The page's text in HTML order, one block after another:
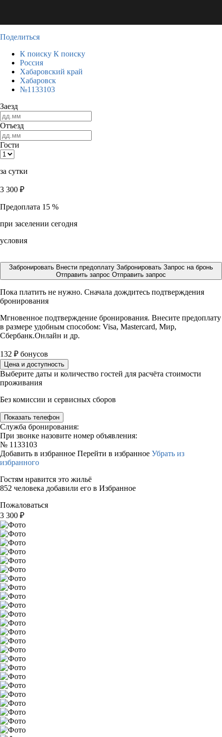
Поделиться
К поиску К поиску
Россия
Хабаровский край
Хабаровск
№1133103
Заезд
Отъезд
Гости
за сутки
3 300 ₽
Предоплата 15 %
при заселении сегодня
условия
Забронировать Внести предоплату Забронировать Запрос на бронь
Отправить запрос Отправить запрос
Пока платить не нужно. Сначала дождитесь подтверждения
бронирования
Мгновенное подтверждение бронирования. Внесите предоплату
в размере удобным способом: Visa, Mastercard, Мир,
Сбербанк.Онлайн и др.
132 ₽ бонусов
Цена и доступность
Выберите даты и количество гостей для расчёта стоимости
проживания
Без комиссии и сервисных сборов
Показать телефон
Служба бронирования:
При звонке назовите номер объявления:
№ 1133103
Добавить в избранное Перейти в избранное Убрать из
избранного
Гостям нравится это жильё
852 человека добавили его в Избранное
Пожаловаться
3 300 ₽